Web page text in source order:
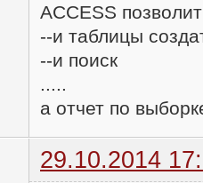
ACCESS позволит
--и таблицы
--и поиск
а отчет по
29.10.2014